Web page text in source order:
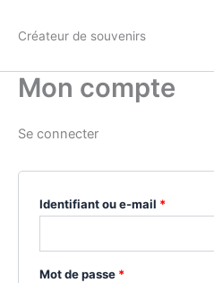
Créateur de souvenirs
Mon compte
Se connecter
Identifiant ou e-mail *
Mot de passe *